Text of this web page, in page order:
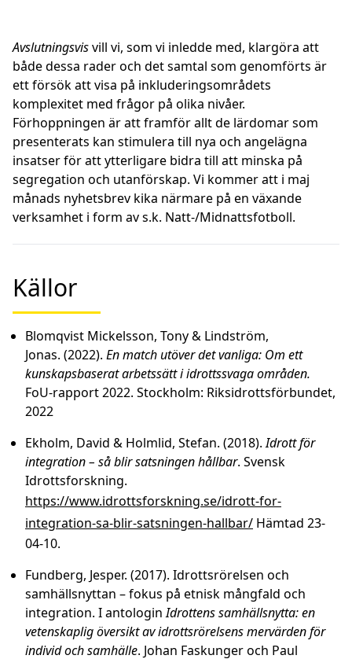
Avslutningsvisvill vi, som vi inledde med, klargöra att
både dessa rader och det samtal som genomförts är
ett försök att visa på inkluderingsområdets
komplexitet med frågor på olika nivåer.
Förhoppningen är att framför allt de lärdomar som
presenterats kan stimulera till nya och angelägna
insatser för att ytterligare bidra till att minska på
segregation och utanförskap. Vi kommer att i maj
månads nyhetsbrev kika närmare på en växande
verksamhet i form av s.k. Natt-/Midnattsfotboll.
Källor
Blomqvist Mickelsson, Tony & Lindström,
Jonas. (2022). En match utöver det vanliga: Om ett
kunskapsbaserat arbetssätt i idrottssvaga områden.
FoU-rapport 2022. Stockholm: Riksidrottsförbundet,
2022
Ekholm, David & Holmlid, Stefan. (2018).Idrott för
integration – så blir satsningen hållbar. Svensk
Idrottsforskning.
https://www.idrottsforskning.se/idrott-for-
integration-sa-blir-satsningen-hallbar/ Hämtad 23-
04-10.
Fundberg, Jesper. (2017). Idrottsrörelsen och
samhällsnyttan – fokus på etnisk mångfald och
integration. I antologinIdrottens samhällsnytta: en
vetenskaplig översikt av idrottsrörelsens mervärden för
individ och samhälle. Johan Faskunger och Paul